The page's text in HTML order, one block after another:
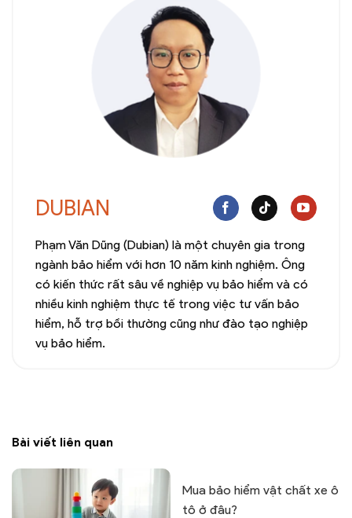
DUBIAN
Phạm Văn Dũng (Dubian) là một chuyên gia trong
ngành bảo hiểm với hơn 10 năm kinh nghiệm. Ông
có kiến thức rất sâu về nghiệp vụ bảo hiểm và có
nhiều kinh nghiệm thực tế trong việc tư vấn bảo
hiểm, hỗ trợ bồi thường cũng như đào tạo nghiệp
vụ bảo hiểm.
Bài viết liên quan
Mua bảo hiểm vật chất xe ô
tô ở đâu?